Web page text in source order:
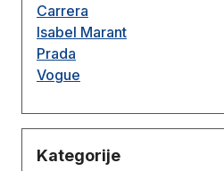
Carrera
Isabel Marant
Prada
Vogue
Kategorije